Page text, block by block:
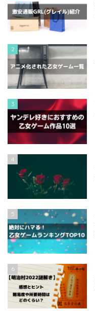
2
3
4
5
6